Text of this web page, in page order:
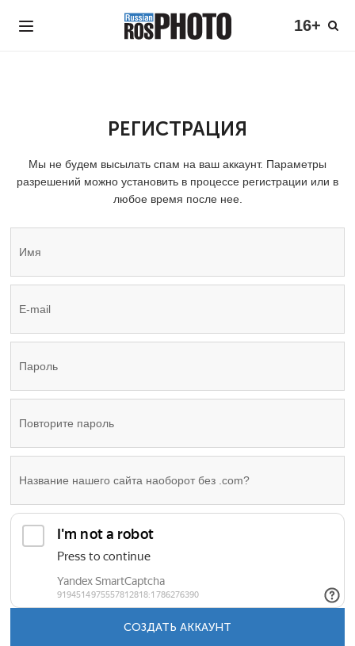
16+
РЕГИСТРАЦИЯ
Мы не будем высылать спам на ваш аккаунт. Параметры
разрешений можно установить в процессе регистрации или в
любое время после нее.
СОЗДАТЬ АККАУНТ